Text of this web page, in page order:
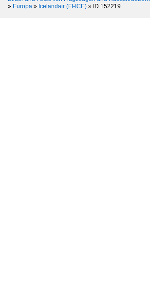
» Europa » Icelandair (FI-ICE) » ID 152219